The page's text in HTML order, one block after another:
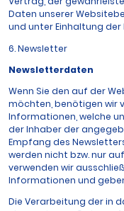
Daten unserer
und unter Einhaltung der
6. Newsletter
Newsletter­daten
Wenn Sie den auf der
möchten, benötigen wir
Informationen, welche
der Inhaber der
Empfang des
werden nicht bzw. nur
verwenden wir
Informationen und
Die Verarbeitung der in